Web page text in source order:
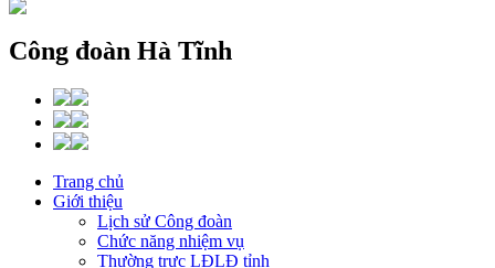
Công đoàn Hà Tĩnh
Trang chủ
Giới thiệu
Lịch sử Công đoàn
Chức năng nhiệm vụ
Thường trực LĐLĐ tỉnh